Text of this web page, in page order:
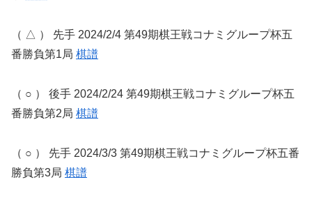
（ △ ） 先手 2024/2/4 第49期棋王戦コナミグループ杯五
番勝負第1局 棋譜
（ ○ ） 後手 2024/2/24 第49期棋王戦コナミグループ杯五
番勝負第2局 棋譜
（ ○ ） 先手 2024/3/3 第49期棋王戦コナミグループ杯五番
勝負第3局 棋譜